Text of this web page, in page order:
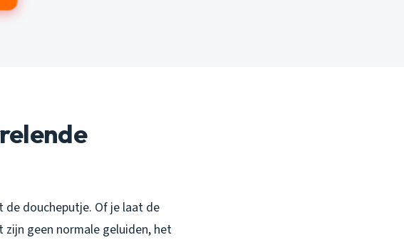
doucheputje. Of je laat de
geen normale geluiden, het